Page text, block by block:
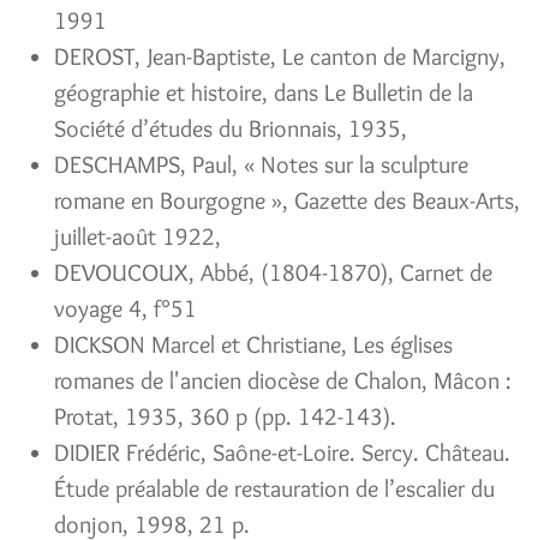
1991
DEROST, Jean-Baptiste, Le canton de Marcigny,
géographie et histoire, dans Le Bulletin de la
Société d’études du Brionnais, 1935,
DESCHAMPS, Paul, « Notes sur la sculpture
romane en Bourgogne », Gazette des Beaux-Arts,
juillet-août 1922,
DEVOUCOUX, Abbé, (1804-1870), Carnet de
voyage 4, f°51
DICKSON Marcel et Christiane, Les églises
romanes de l'ancien diocèse de Chalon, Mâcon :
Protat, 1935, 360 p (pp. 142-143).
DIDIER Frédéric, Saône-et-Loire. Sercy. Château.
Étude préalable de restauration de l’escalier du
donjon, 1998, 21 p.